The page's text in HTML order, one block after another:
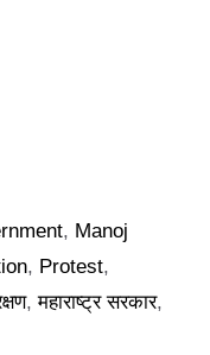
, Manoj
, Protest,
,महाराष्ट्र सरकार,